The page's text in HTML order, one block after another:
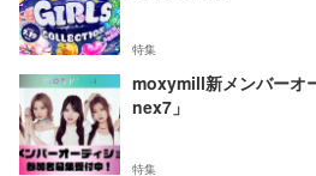
特集
moxymill新メンバーオ
nex7」
特集